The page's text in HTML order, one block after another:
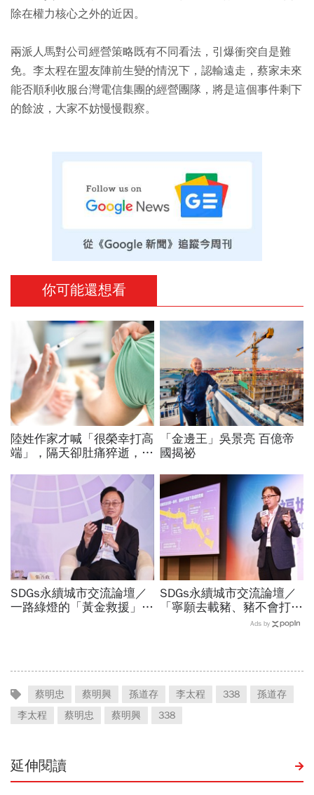
除在權力核心之外的近因。
兩派人馬對公司經營策略既有不同看法，引爆衝突自是難
免。李太程在盟友陣前生變的情況下，認輸遠走，蔡家未來
能否順利收服台灣電信集團的經營團隊，將是這個事件剩下
的餘波，大家不妨慢慢觀察。
你可能還想看
陸姓作家才喊「很榮幸打高
端」，隔天卻肚痛猝逝，來
會運動
「金邊王」吳景亮 百億帝
國揭祕
SDGs永續城市交流論壇／
一路綠燈的「黃金救援」實
SDGs永續城市交流論壇／
「寧願去載豬、豬不會打
1999」翻轉客運司機荒！
Ads by
蔡明忠 蔡明興 孫道存 李太程 338
孫道存
李太程
蔡明忠 蔡明興 338
延伸閱讀